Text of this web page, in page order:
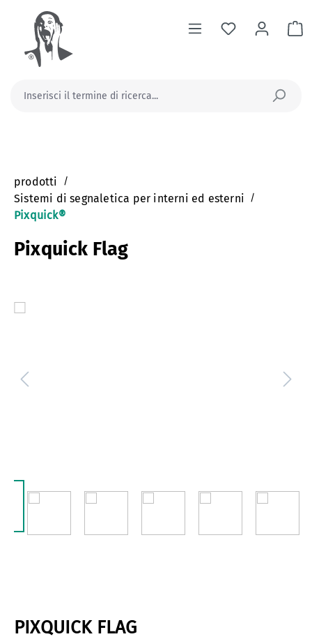
principale
Il
prodotti /
Sistemi di segnaletica per interni ed esterni /
Pixquick®
Pixquick Flag
PIXQUICK FLAG